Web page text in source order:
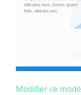
Modifier ce